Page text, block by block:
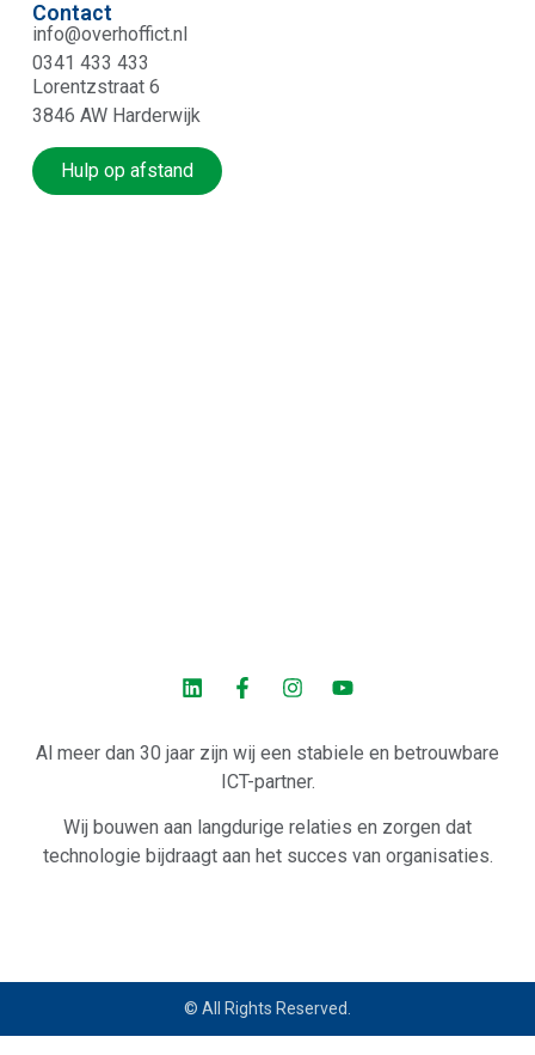
Al meer dan 30 jaar zijn wij een stabiele en betrouwbare
ICT-partner.
Wij bouwen aan langdurige relaties en zorgen dat
technologie bijdraagt aan het succes van organisaties.
Contact
info@overhoffict.nl
0341 433 433
Lorentzstraat 6
3846 AW Harderwijk
Hulp op afstand
© All Rights Reserved.